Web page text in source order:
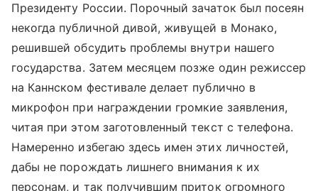
Президенту России. Порочный зачаток был посеян
некогда публичной дивой, живущей в Монако,
решившей обсудить проблемы внутри нашего
государства. Затем месяцем позже один режиссер
на Каннском фестивале делает публично в
микрофон при награждении громкие заявления,
читая при этом заготовленный текст с телефона.
Намеренно избегаю здесь имен этих личностей,
дабы не порождать лишнего внимания к их
персонам, и так получившим приток огромного